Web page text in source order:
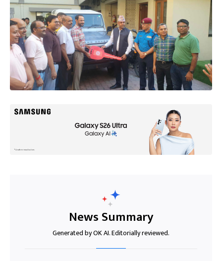
News Summary
Generated by OK AI. Editorially reviewed.